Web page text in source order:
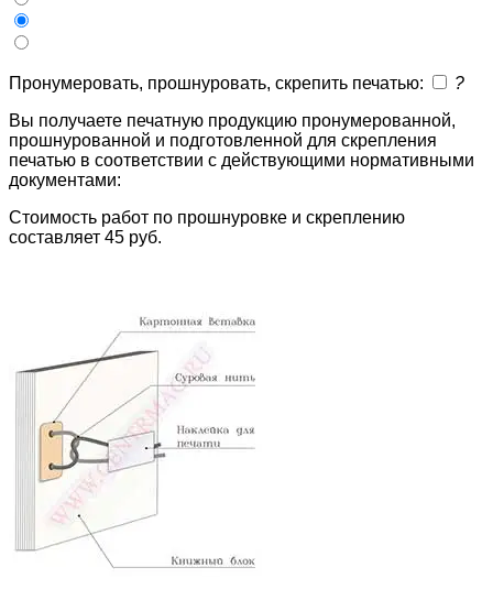
Пронумеровать, прошнуровать, скрепить печатью:
?
Вы получаете печатную продукцию пронумерованной,
прошнурованной и подготовленной для скрепления
печатью в соответствии с действующими нормативными
документами:
Стоимость работ по прошнуровке и скреплению
составляет 45 руб.